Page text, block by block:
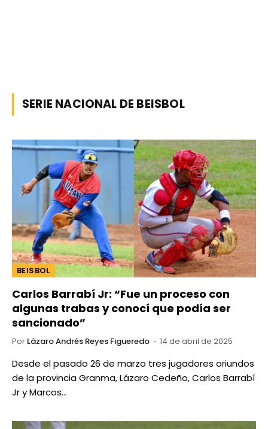
SERIE NACIONAL DE BEISBOL
BEISBOL
Carlos Barrabí Jr: “Fue un proceso con
algunas trabas y conocí que podía ser
sancionado”
Por Lázaro Andrés Reyes Figueredo 14 de abril de 2025
Desde el pasado 26 de marzo tres jugadores oriundos
de la provincia Granma, Lázaro Cedeño, Carlos Barrabí
Jr y Marcos…